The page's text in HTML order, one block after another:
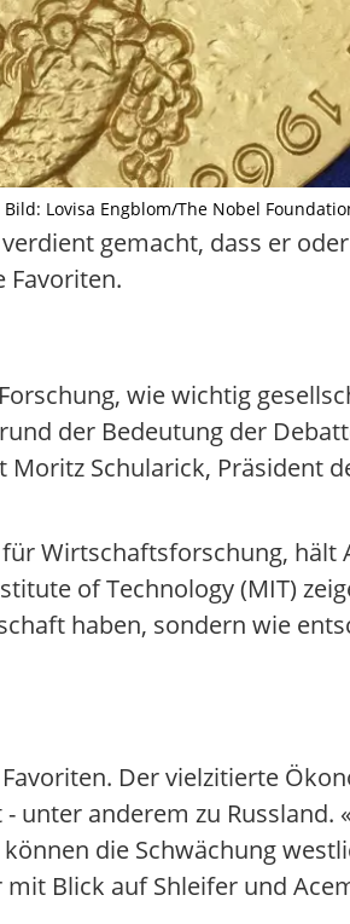
Lovisa Engblom/The Nobel
gemacht, dass er
Favoriten.
wie wichtig
der Bedeutung der
Schularick, Präsident
Wirtschaftsforschung,
of Technology (MIT)
haben, sondern wie
Der vielzitierte
anderem zu Russland.
die Schwächung
Blick auf Shleifer und